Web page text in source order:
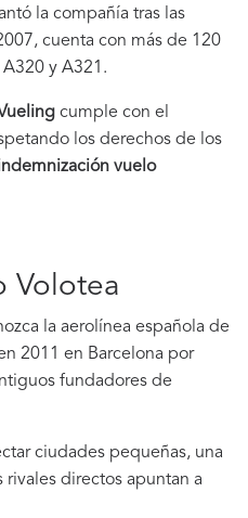
la compañía tras las
cuenta con más de 120
y A321.
cumple con el
los derechos de los
vuelo
Volotea
la aerolínea española de
2011 en Barcelona por
fundadores de
ciudades pequeñas, una
directos apuntan a